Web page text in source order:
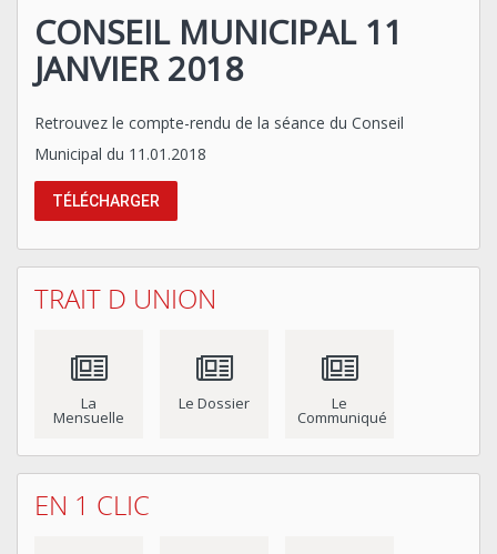
CONSEIL MUNICIPAL 11
JANVIER 2018
Retrouvez le compte-rendu de la séance du Conseil
Municipal du 11.01.2018
TÉLÉCHARGER
TRAIT D UNION
La
Mensuelle
Le Dossier Le
Communiqué
EN 1 CLIC